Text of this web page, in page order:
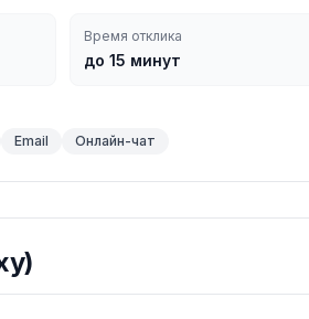
Время отклика
до 15 минут
Email Онлайн-чат